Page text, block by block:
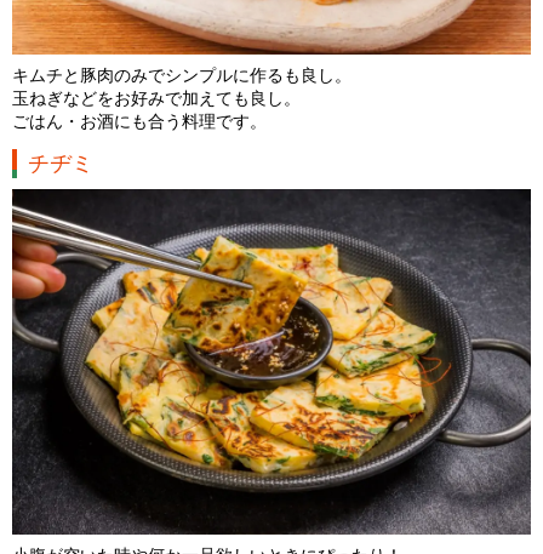
キムチと豚肉のみでシンプルに作るも良し。
玉ねぎなどをお好みで加えても良し。
ごはん・お酒にも合う料理です。
チヂミ